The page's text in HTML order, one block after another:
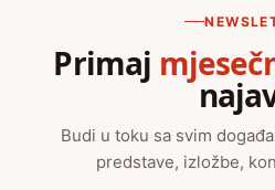
Primaj
Budi u toku sa svim
predstave, izložbe,